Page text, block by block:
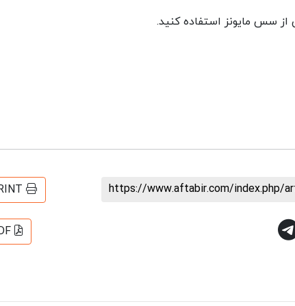
سس مایونز استفاده کنید.
https://www.aftabir.com/index.php/